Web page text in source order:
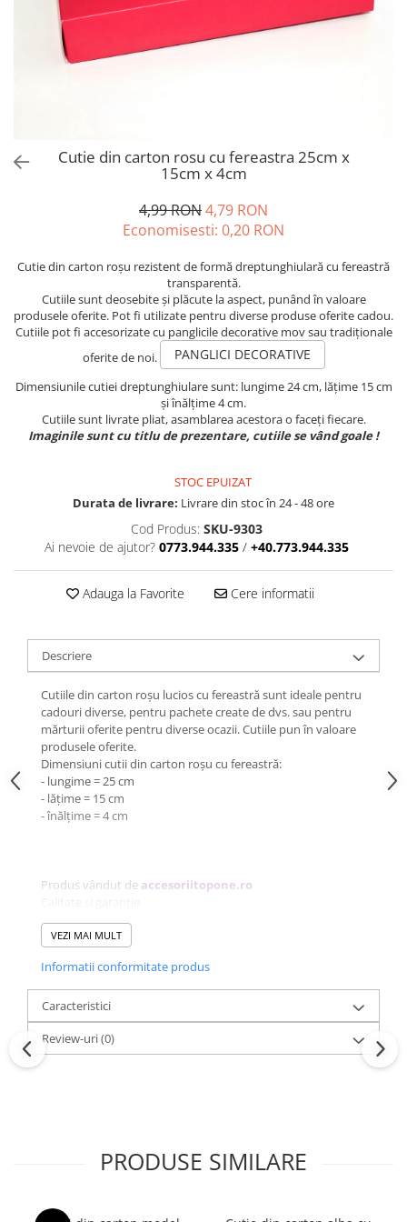
Cutie din carton rosu cu fereastra 25cm x
15cm x 4cm
4,99 RON4,79 RON
Economisesti: 0,20 RON
Cutie din carton roșu rezistent de formă dreptunghiulară cu fereastră
transparentă.
Cutiile sunt deosebite și plăcute la aspect, punând în valoare
produsele oferite. Pot fi utilizate pentru diverse produse oferite cadou.
Cutiile pot fi accesorizate cu panglicile decorative mov sau tradiționale
oferite de noi.
PANGLICI DECORATIVE
Dimensiunile cutiei dreptunghiulare sunt: lungime 24 cm, lățime 15 cm
și înălțime 4 cm.
Cutiile sunt livrate pliat, asamblarea acestora o faceți fiecare.
Imaginile sunt cu titlu de prezentare, cutiile se vând goale !
STOC EPUIZAT
Durata de livrare: Livrare din stoc în 24 - 48 ore
Cod Produs: SKU-9303
Ai nevoie de ajutor? 0773.944.335 / +40.773.944.335
Adauga la Favorite Cere informatii
Descriere
Cutiile din carton roșu lucios cu fereastră sunt ideale pentru
cadouri diverse, pentru pachete create de dvs. sau pentru
mărturii oferite pentru diverse ocazii. Cutiile pun în valoare
produsele oferite.
Dimensiuni cutii din carton roșu cu fereastră:
- lungime = 25 cm
- lățime = 15 cm
- înălțime = 4 cm
Produs vândut de accesoriitopone.ro
Mai multe informații:
office@accesoriitopone.ro
VEZI MAI MULT
Informatii conformitate produs
Caracteristici
Review-uri(0)
PRODUSE SIMILARE